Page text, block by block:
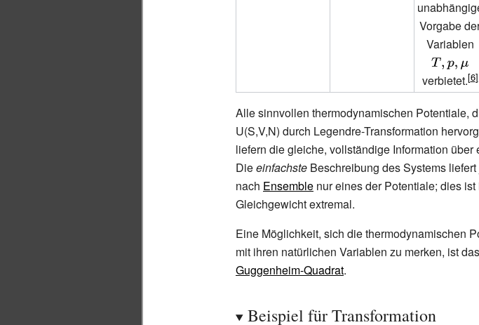
{\mu
Vorgabe
Variablen
verbietet.
Alle sinnvollen thermodynamischen Potentiale,
U(S,V,N) durch Legendre-Transformation
liefern die gleiche, vollständige Information über
Dieeinfachste Beschreibung des Systems
nach Ensemble nur eines der Potentiale; dies ist
Gleichgewicht extremal.
Eine Möglichkeit, sich die thermodynamischen
mit ihren natürlichen Variablen zu merken, ist das
Guggenheim-Quadrat.
Beispiel für Transformation